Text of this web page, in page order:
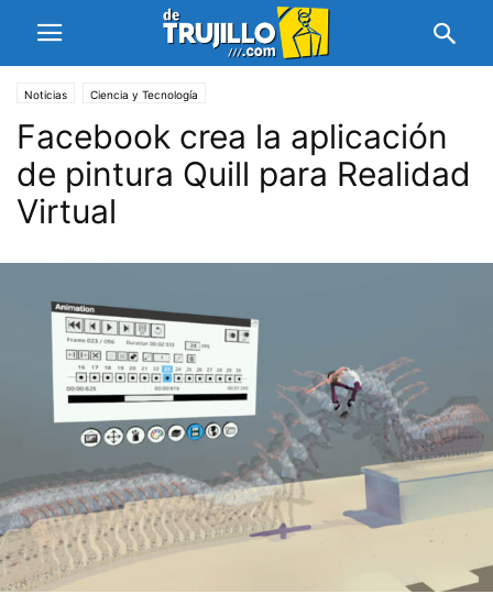
Noticias Ciencia y Tecnología
Facebook crea la aplicación
de pintura Quill para Realidad
Virtual